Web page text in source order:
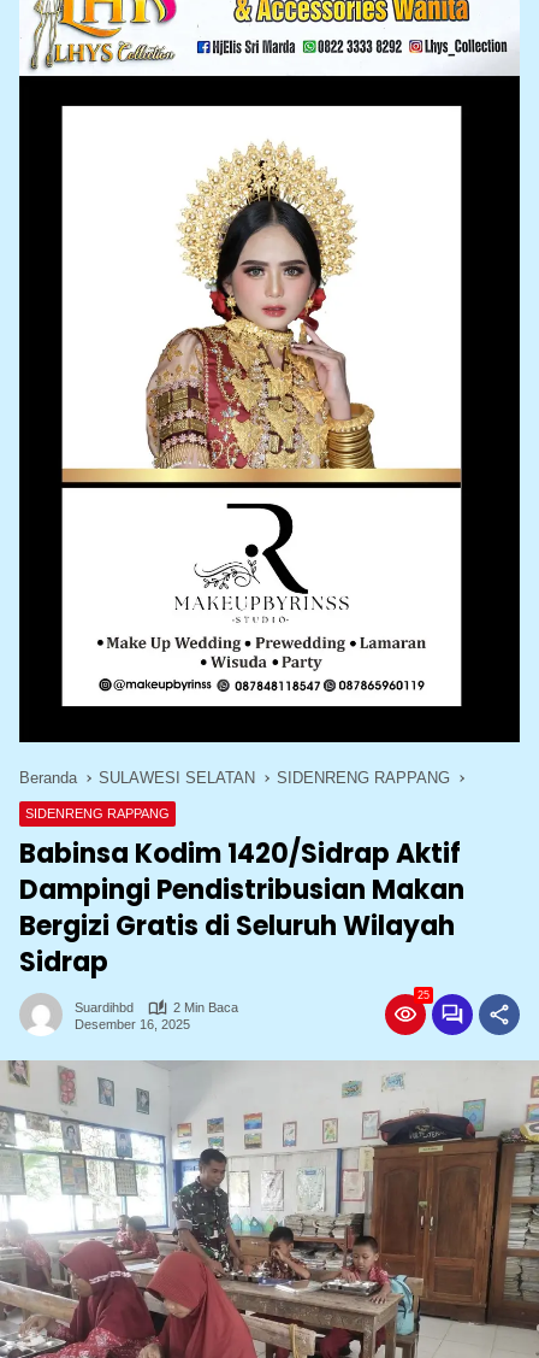
Beranda SULAWESI SELATAN SIDENRENG RAPPANG
SIDENRENG RAPPANG
Babinsa Kodim 1420/Sidrap Aktif
Dampingi Pendistribusian Makan
Bergizi Gratis di Seluruh Wilayah
Sidrap
Suardihbd
2 Min Baca
Desember 16, 2025
25